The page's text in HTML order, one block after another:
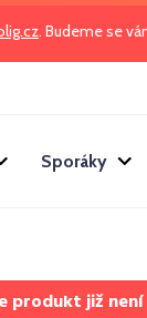
. Budeme se
Sporáky
produkt již